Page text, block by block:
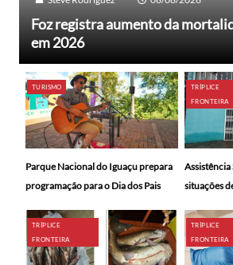
Foz registra aumento da
em 2026
TURISMO
Parque Nacional do Iguaçu prepara
programação para o Dia dos Pais
TRÍPLICE
FRONTEIRA
Assistência
situações
TRÍPLICE
FRONTEIRA
TRÍPLICE
FRONTEIRA